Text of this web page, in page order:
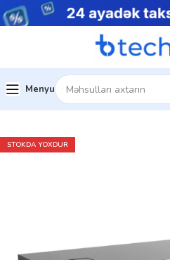
Menyu
Ev Şəbəkə avadanlıqları IP telefon
STOKDA YOXDUR